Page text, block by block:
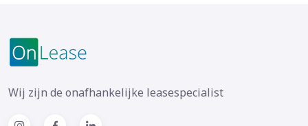
Wij zijn de onafhankelijke leasespecialist